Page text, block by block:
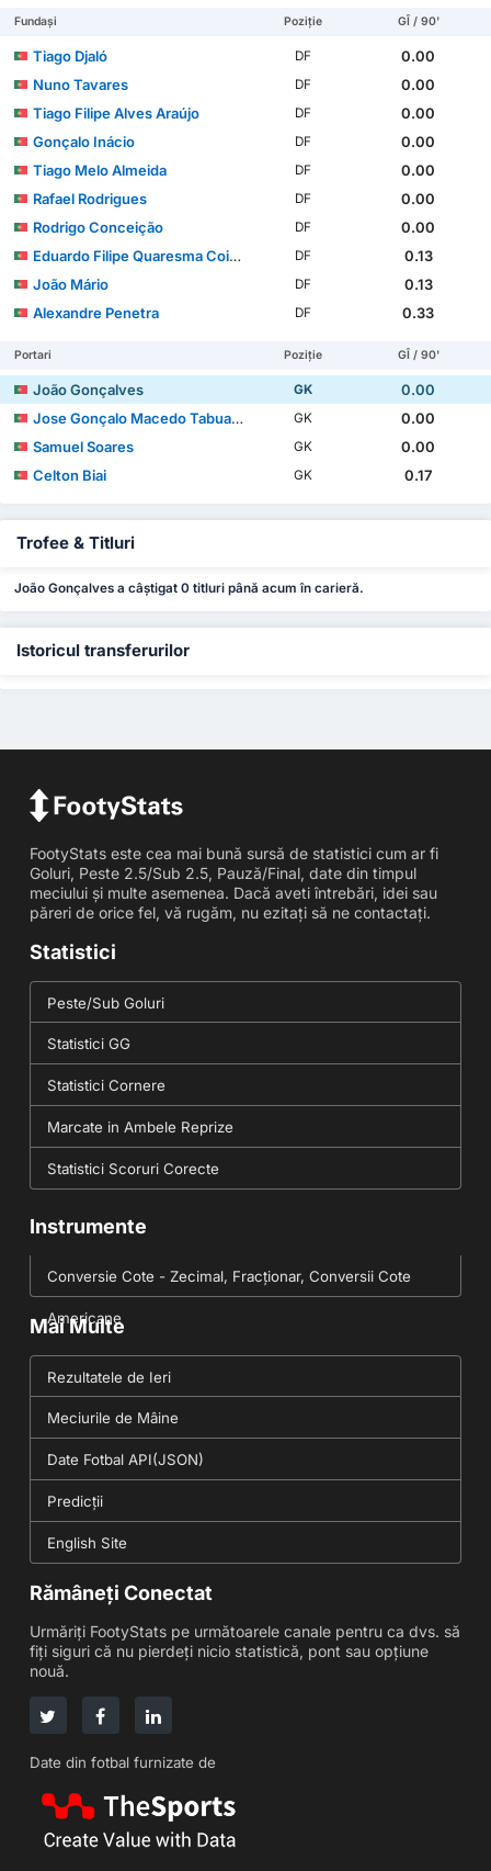
Fundași Poziție GÎ / 90'
Tiago Djaló DF
0.00
Nuno Tavares
DF
0.00
Tiago Filipe Alves Araújo
DF
0.00
Gonçalo Inácio
DF
0.00
Tiago Melo Almeida
DF
0.00
Rafael Rodrigues
DF
0.00
Rodrigo Conceição
DF
0.00
Eduardo Filipe Quaresma Coimbra Simões
DF
0.13
João Mário
DF
0.13
Alexandre Penetra
DF 0.33
Portari Poziție GÎ / 90'
João Gonçalves GK
0.00
Jose Gonçalo Macedo Tabuaço
GK
0.00
Samuel Soares
GK
0.00
Celton Biai
GK 0.17
Trofee & Titluri
João Gonçalves a câștigat 0 titluri până acum în carieră.
Istoricul transferurilor
FootyStats este cea mai bună sursă de statistici cum ar fi
Goluri, Peste 2.5/Sub 2.5, Pauză/Final, date din timpul
meciului și multe asemenea. Dacă aveti întrebări, idei sau
păreri de orice fel, vă rugăm, nu ezitați să ne contactați.
Statistici
Peste/Sub Goluri
Statistici GG
Statistici Cornere
Marcate in Ambele Reprize
Statistici Scoruri Corecte
Instrumente
Conversie Cote - Zecimal, Fracționar, Conversii Cote
Americane
Mai Multe
Rezultatele de Ieri
Meciurile de Mâine
Date Fotbal API(JSON)
Predicții
English Site
Rămâneți Conectat
Urmăriți FootyStats pe următoarele canale pentru ca dvs. să
fiți siguri că nu pierdeți nicio statistică, pont sau opțiune
nouă.
Date din fotbal furnizate de